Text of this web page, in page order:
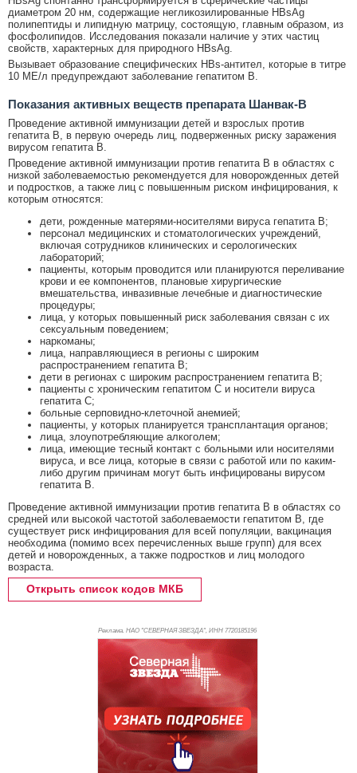
диаметром 20 нм, содержащие негликозилированные HBsAg
полипептиды и липидную матрицу, состоящую, главным образом, из
фосфолипидов. Исследования показали наличие у этих частиц
свойств, характерных для природного HBsAg.
Вызывает образование специфических HBs-антител, которые в титре
10 МЕ/л предупреждают заболевание гепатитом В.
Показания активных веществ препарата Шанвак-В
Проведение активной иммунизации детей и взрослых против
гепатита В, в первую очередь лиц, подверженных риску заражения
вирусом гепатита В.
Проведение активной иммунизации против гепатита В в областях с
низкой заболеваемостью рекомендуется для новорожденных детей
и подростков, а также лиц с повышенным риском инфицирования, к
которым относятся:
дети, рожденные матерями-носителями вируса гепатита В;
персонал медицинских и стоматологических учреждений,
включая сотрудников клинических и серологических
лабораторий;
пациенты, которым проводится или планируются переливание
крови и ее компонентов, плановые хирургические
вмешательства, инвазивные лечебные и диагностические
процедуры;
лица, у которых повышенный риск заболевания связан с их
сексуальным поведением;
наркоманы;
лица, направляющиеся в регионы с широким
распространением гепатита В;
дети в регионах с широким распространением гепатита В;
пациенты с хроническим гепатитом С и носители вируса
гепатита С;
больные серповидно-клеточной анемией;
пациенты, у которых планируется трансплантация органов;
лица, злоупотребляющие алкоголем;
лица, имеющие тесный контакт с больными или носителями
вируса, и все лица, которые в связи с работой или по каким-
либо другим причинам могут быть инфицированы вирусом
гепатита В.
Проведение активной иммунизации против гепатита В в областях со
средней или высокой частотой заболеваемости гепатитом В, где
существует риск инфицирования для всей популяции, вакцинация
необходима (помимо всех перечисленных выше групп) для всех
детей и новорожденных, а также подростков и лиц молодого
возраста.
Открыть список кодов МКБ
Реклама. НАО "СЕВЕРНАЯ ЗВЕЗДА", ИНН 7720185196